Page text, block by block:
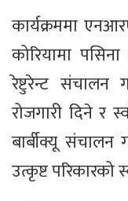
कार्यक्रममा
कोरियामा
रेष्टुरेन्ट संचालन
रोजगारी दिने र
बार्बीक्यू
उत्कृष्ट